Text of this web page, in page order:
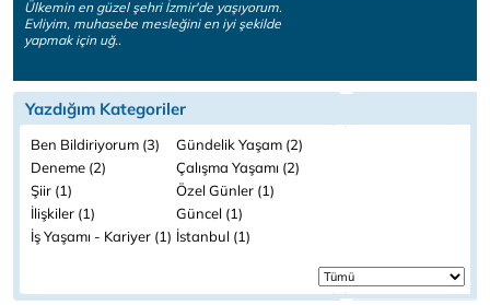
Ülkemin en güzel şehri İzmir'de yaşıyorum.
Evliyim, muhasebe mesleğini en iyi şekilde
yapmak için uğ..
Yazdığım Kategoriler
Ben Bildiriyorum (3)
Gündelik Yaşam (2)
Deneme (2)
Çalışma Yaşamı (2)
Şiir (1)
Özel Günler (1)
İlişkiler (1)
Güncel (1)
İş Yaşamı - Kariyer (1) İstanbul (1)